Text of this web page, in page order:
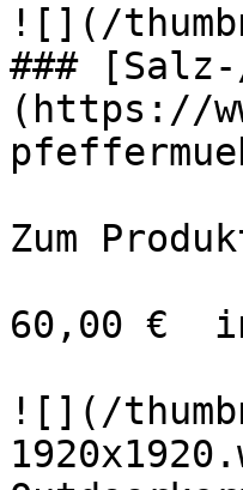
![](/
###
(https://
Zum
60,00 €
![](/